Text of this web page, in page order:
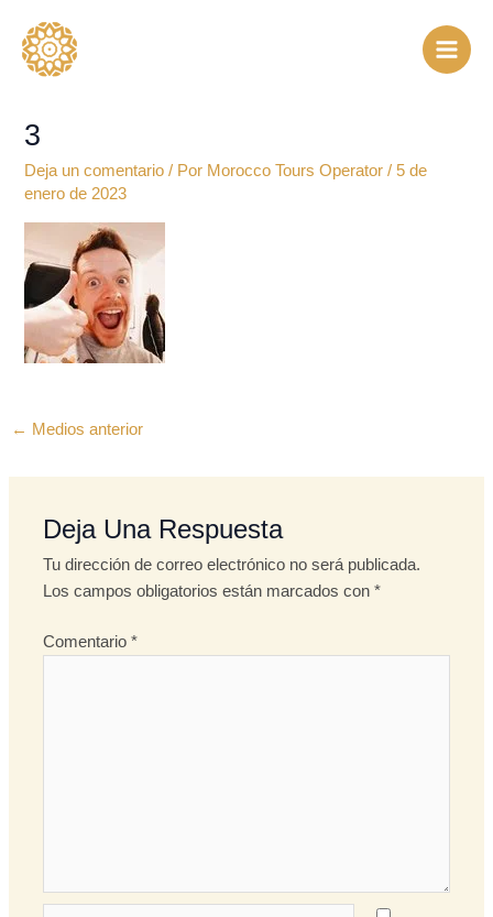
contenido
3
Deja un comentario / Por Morocco Tours Operator/ 5 de
enero de 2023
← Medios anterior
Deja Una Respuesta
Tu dirección de correo electrónico no será publicada.
Los campos obligatorios están marcados con*
Comentario*